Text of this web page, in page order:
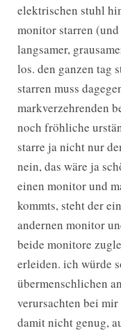
elektrischen stuhl
monitor starren
langsamer,
los. den ganzen tag
starren muss
markverzehrenden
noch fröhliche
starre ja nicht nur
nein, das wäre ja
einen monitor und
kommts, steht der
andernen monitor
beide monitore
erleiden. ich würde
übermenschlichen
verursachten bei
damit nicht genug,